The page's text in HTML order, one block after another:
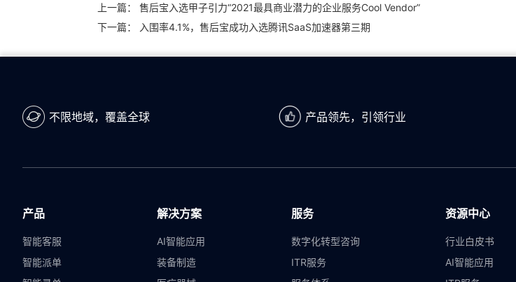
上一篇： 售后宝入选甲子引力“2021最具商业潜力的企业服务Cool Vendor”
下一篇：
入围率4.1%，售后宝成功入选腾讯SaaS加速器第三期
不限地域，覆盖全球 产品领先，引领行业
产品
智能客服
智能派单
解决方案
AI智能应用
装备制造
服务
数字化转型咨询
ITR服务
资源中心
行业白皮书
AI智能应用